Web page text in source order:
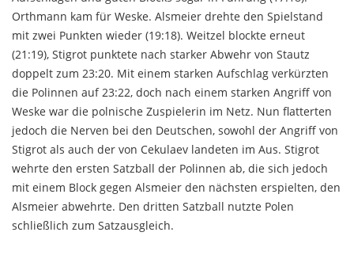
Orthmann kam für Weske. Alsmeier drehte den Spielstand
mit zwei Punkten wieder (19:18). Weitzel blockte erneut
(21:19), Stigrot punktete nach starker Abwehr von Stautz
doppelt zum 23:20. Mit einem starken Aufschlag verkürzten
die Polinnen auf 23:22, doch nach einem starken Angriff von
Weske war die polnische Zuspielerin im Netz. Nun flatterten
jedoch die Nerven bei den Deutschen, sowohl der Angriff von
Stigrot als auch der von Cekulaev landeten im Aus. Stigrot
wehrte den ersten Satzball der Polinnen ab, die sich jedoch
mit einem Block gegen Alsmeier den nächsten erspielten, den
Alsmeier abwehrte. Den dritten Satzball nutzte Polen
schließlich zum Satzausgleich.